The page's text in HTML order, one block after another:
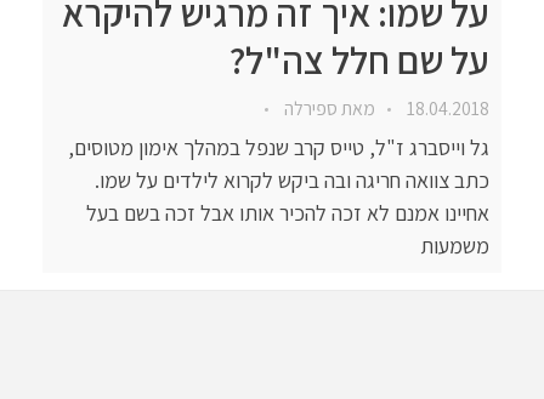
על שמו: איך זה מרגיש להיקרא
על שם חלל צה"ל?
18.04.2018 מאתספירלה
גל וייסברג ז"ל, טייס קרב שנפל במהלך אימון מטוסים,
כתב צוואה חריגה ובה ביקש לקרוא לילדים על שמו.
אחיינו אמנם לא זכה להכיר אותו אבל זכה בשם בעל
משמעות